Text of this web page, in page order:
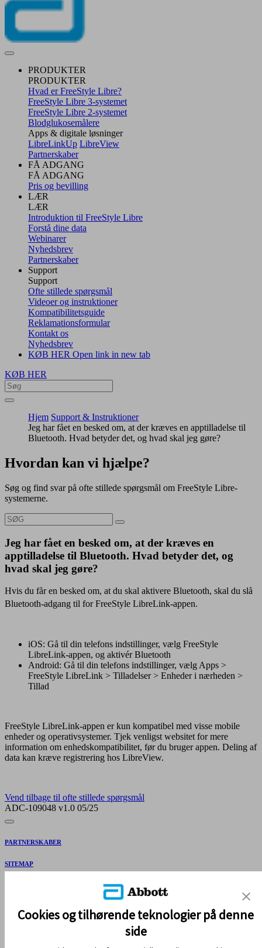
PRODUKTER
PRODUKTER
Hvad er FreeStyle Libre?
FreeStyle Libre 3-systemet
FreeStyle Libre 2-systemet
Blodglukosemålere
Apps & digitale løsninger
LibreLinkUp LibreView
Partnerskaber
FÅ ADGANG
FÅ ADGANG
Pris og bevilling
LÆR
LÆR
Introduktion til FreeStyle Libre
Forstå dine data
Webinarer
Nyhedsbrev
Partnerskaber
Support
Support
Ofte stillede spørgsmål
Videoer og instruktioner
Kompatibilitetsguide
Reklamationsformular
Kontakt os
Nyhedsbrev
KØB HER Open link in new tab
KØB HER
Hjem Support & Instruktioner
Jeg har fået en besked om, at der kræves en apptilladelse til
Bluetooth. Hvad betyder det, og hvad skal jeg gøre?
Hvordan kan vi hjælpe?
Søg og find svar på ofte stillede spørgsmål om FreeStyle Libre-
systemerne.
Jeg har fået en besked om, at der kræves en
apptilladelse til Bluetooth. Hvad betyder det, og
hvad skal jeg gøre?
Hvis du får en besked om, at du skal aktivere Bluetooth, skal du slå
Bluetooth-adgang til for FreeStyle LibreLink-appen.
iOS: Gå til din telefons indstillinger, vælg FreeStyle
LibreLink-appen, og aktivér Bluetooth
Android: Gå til din telefons indstillinger, vælg Apps >
FreeStyle LibreLink > Tilladelser > Enheder i nærheden >
Tillad
FreeStyle LibreLink-appen er kun kompatibel med visse mobile
enheder og operativsystemer. Tjek venligst websitet for mere
information om enhedskompatibilitet, før du bruger appen. Deling af
data kan kræve registrering hos LibreView.
Vend tilbage til ofte stillede spørgsmål
ADC-109048 v1.0 05/25
PARTNERSKABER
SITEMAP
REFERENCER & ANSVARSFRASKRIVELSE
Cookies og tilhørende teknologier på denne
side